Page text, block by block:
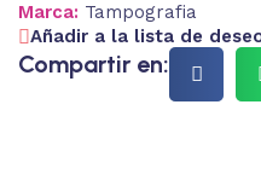
Marca: Tampografia
Añadir a la lista de
Compartir en: